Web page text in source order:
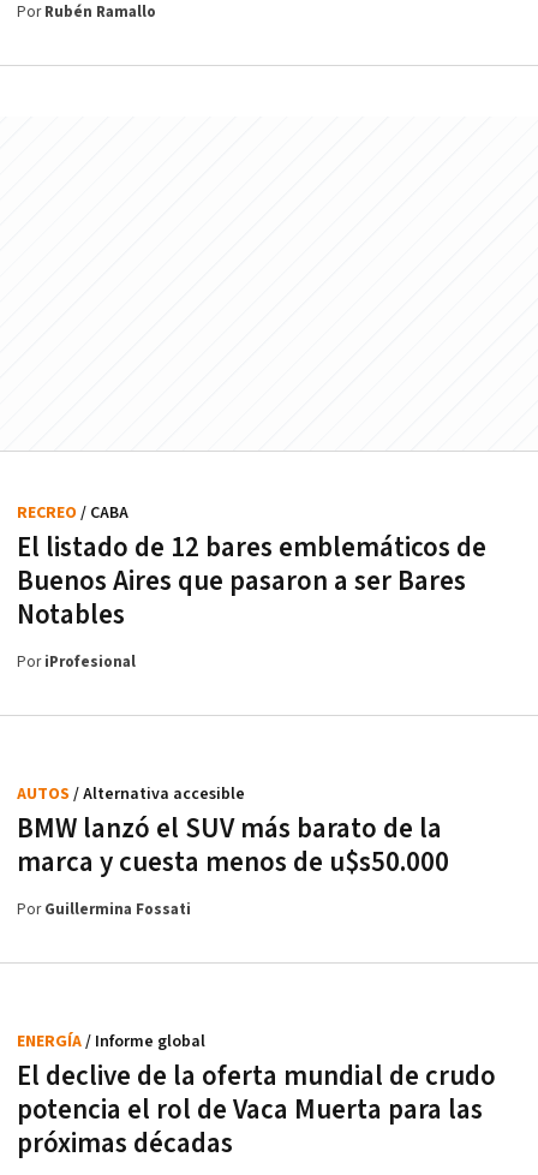
PorRubén Ramallo
El listado de 12 bares emblemáticos de
Buenos Aires que pasaron a ser Bares
Notables
RECREO / CABA
PoriProfesional
BMW lanzó el SUV más barato de la
marca y cuesta menos de u$s50.000
AUTOS / Alternativa accesible
PorGuillermina Fossati
El declive de la oferta mundial de crudo
potencia el rol de Vaca Muerta para las
próximas décadas
ENERGÍA/ Informe global